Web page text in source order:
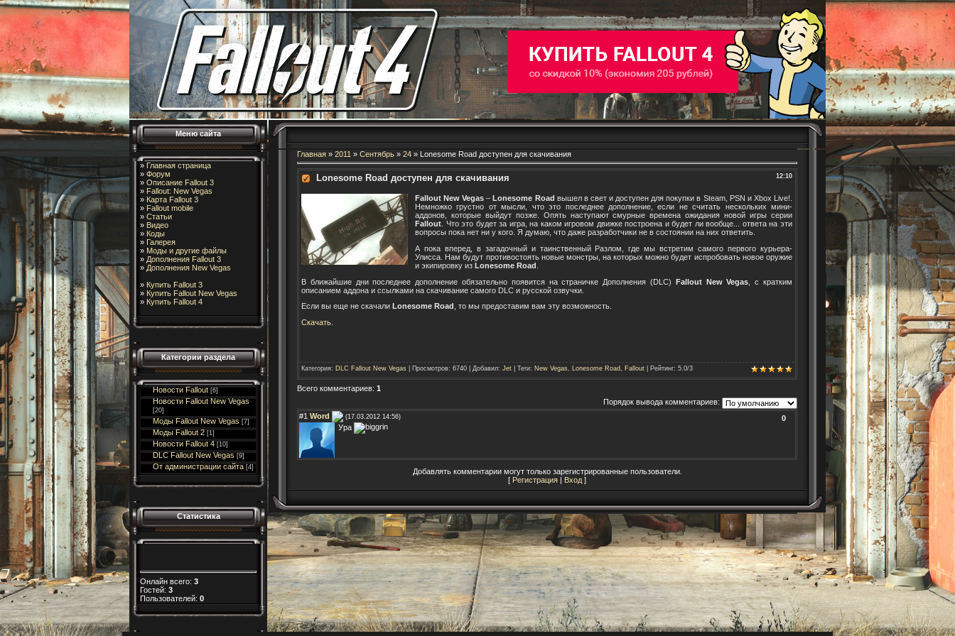
Меню сайта
» Главная страница
» Форум
» Описание Fallout 3
» Fallout: New Vegas
» Карта Fallout 3
» Fallout mobile
» Статьи
» Видео
» Коды
» Галерея
» Моды и другие файлы
» Дополнения Fallout 3
» Дополнения New Vegas
» Купить Fallout 3
» Купить Fallout New Vegas
» Купить Fallout 4
Категории раздела
Новости Fallout [6]
Новости Fallout New Vegas
[20]
Моды Fallout New Vegas [7]
Моды Fallout 2 [1]
Новости Fallout 4 [10]
DLC Fallout New Vegas [9]
От администрации сайта [4]
Статистика
Онлайн всего: 3
Гостей: 3
Пользователей: 0
Главная » 2011 » Сентябрь » 24 » Lonesome Road доступен для скачивания
12:10
Lonesome Road доступен для скачивания
Fallout New Vegas – Lonesome Road вышел в свет и доступен для покупки в Steam, PSN и Xbox Live!.
Немножко грустно от мысли, что это последнее дополнение, если не считать нескольких мини-
аддонов, которые выйдут позже. Опять наступают смурные времена ожидания новой игры серии
Fallout . Что это будет за игра, на каком игровом движке построена и будет ли вообще... ответа на эти
вопросы пока нет ни у кого. Я думаю, что даже разработчики не в состоянии на них ответить.
А пока вперед, в загадочный и таинственный Разлом, где мы встретим самого первого курьера-
Улисса. Нам будут противостоять новые монстры, на которых можно будет испробовать новое оружие
и экипировку из Lonesome Road
В ближайшие дни последнее дополнение обязательно появится на страничке Дополнения (DLC) Fallout New Vegas , с кратким
описанием аддона и ссылками на скачивание самого DLC и русской озвучки.
Если вы еще не скачали Lonesome Road
, то мы предоставим вам эту возможность.
Скачать
Категория: DLC Fallout New Vegas Просмотров: 6740 | Добавил: Jet Теги: New Vegas Lonesome Road Fallout Рейтинг: 5.0/3
Всего комментариев: 1
Порядок вывода комментариев:
0
#1 Word (17.03.2012 14:56)
Ура
Добавлять комментарии могут только зарегистрированные пользователи.
[ Регистрация | Вход ]